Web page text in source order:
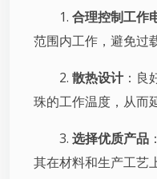
1. 合理控制工作
范围内工作，避免过载
2. 散热设计：良
珠的工作温度，从而
3. 选择优质产品
其在材料和生产工艺